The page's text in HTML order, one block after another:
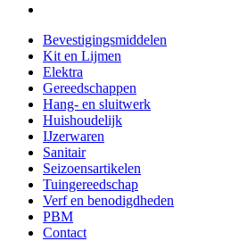
Bevestigingsmiddelen
Kit en Lijmen
Elektra
Gereedschappen
Hang- en sluitwerk
Huishoudelijk
IJzerwaren
Sanitair
Seizoensartikelen
Tuingereedschap
Verf en benodigdheden
PBM
Contact